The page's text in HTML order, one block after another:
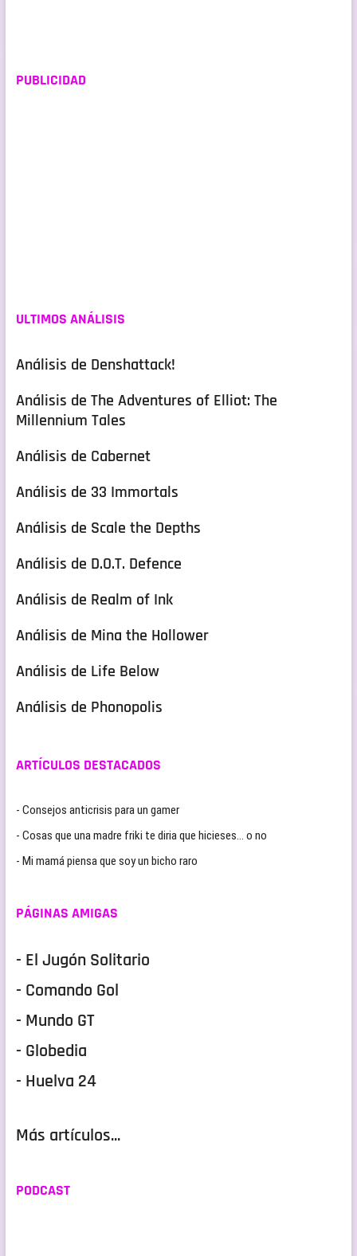
PUBLICIDAD
ULTIMOS ANÁLISIS
Análisis de Denshattack!
Análisis de The Adventures of Elliot: The
Millennium Tales
Análisis de Cabernet
Análisis de 33 Immortals
Análisis de Scale the Depths
Análisis de D.O.T. Defence
Análisis de Realm of Ink
Análisis de Mina the Hollower
Análisis de Life Below
Análisis de Phonopolis
ARTÍCULOS DESTACADOS
- Consejos anticrisis para un gamer
- Cosas que una madre friki te diria que hicieses… o no
- Mi mamá piensa que soy un bicho raro
PÁGINAS AMIGAS
- El Jugón Solitario
- Comando Gol
- Mundo GT
- Globedia
- Huelva 24
Más artículos...
PODCAST